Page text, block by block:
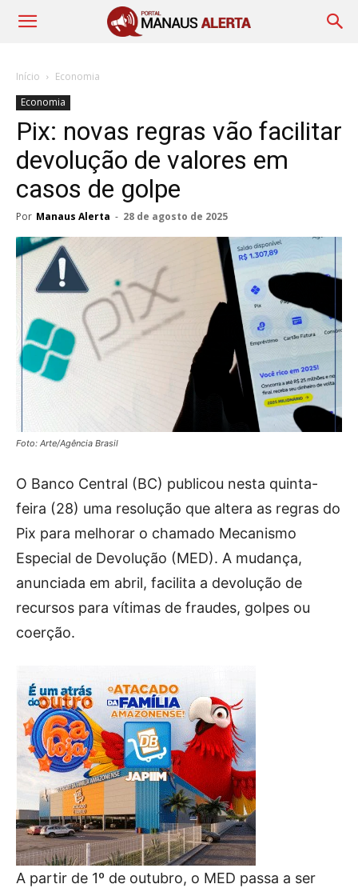
Início
Economia
Economia
Pix: novas regras vão facilitar
devolução de valores em
casos de golpe
Por Manaus Alerta - 28 de agosto de 2025
Foto: Arte/Agência Brasil
O Banco Central (BC) publicou nesta quinta-
feira (28) uma resolução que altera as regras do
Pix para melhorar o chamado Mecanismo
Especial de Devolução (MED). A mudança,
anunciada em abril, facilita a devolução de
recursos para vítimas de fraudes, golpes ou
coerção.
A partir de 1º de outubro, o MED passa a ser